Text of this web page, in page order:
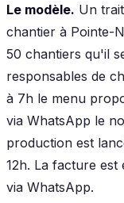
Le modèle. Un
chantier à Pointe-
50 chantiers qu'il
responsables de
à 7h le menu
via WhatsApp le
production est
12h. La facture est
via WhatsApp.